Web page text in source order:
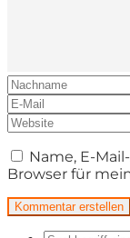
Name, E-
Browser für